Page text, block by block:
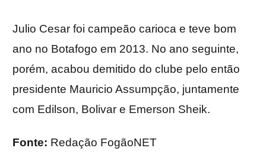
Julio Cesar foi campeão carioca e teve bom
ano no Botafogo em 2013. No ano seguinte,
porém, acabou demitido do clube pelo então
presidente Mauricio Assumpção, juntamente
com Edilson, Bolivar e Emerson Sheik.
Fonte: Redação FogãoNET